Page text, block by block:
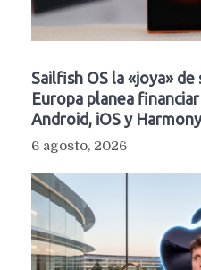
Sailfish OS la «joya»
Europa planea
Android, iOS y
6 agosto, 2026